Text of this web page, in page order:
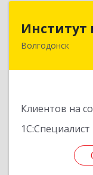
Волгодонск
Клиентов на
1С:Специалист
347383,